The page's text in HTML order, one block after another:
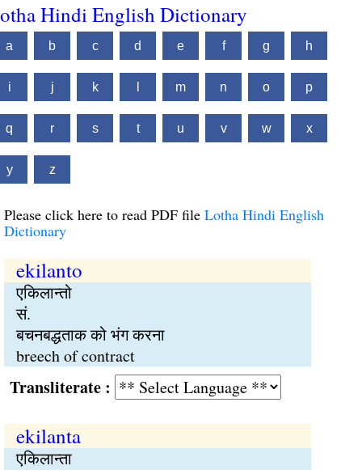
Hindi English Dictionary
a b c d e f g h
i j k m n o p
q r s t u v w x
y z
Please click here to read PDF file Lotha Hindi English
Dictionary
ekilanto
एकिलान्तो
सं.
बचनबद्धताक को भंग करना
breech of contract
:
ekilanta
एकिलान्ता